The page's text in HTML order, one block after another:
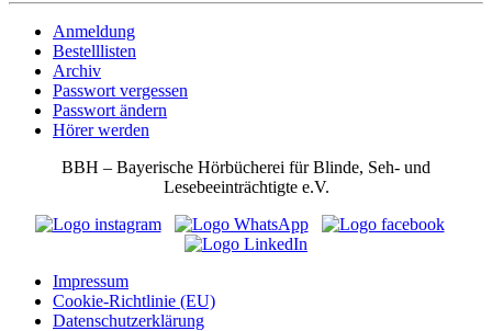
Anmeldung
Bestelllisten
Archiv
Passwort vergessen
Passwort ändern
Hörer werden
BBH – Bayerische Hörbücherei für Blinde, Seh- und
Lesebeeinträchtigte e.V.
Impressum
Cookie-Richtlinie (EU)
Datenschutzerklärung